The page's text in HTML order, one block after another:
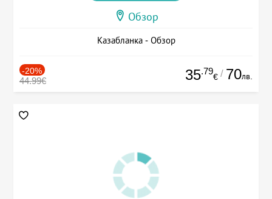
Обзор
Казабланка - Обзор
-20%
44.99€ 35.79
€ / 70лв.